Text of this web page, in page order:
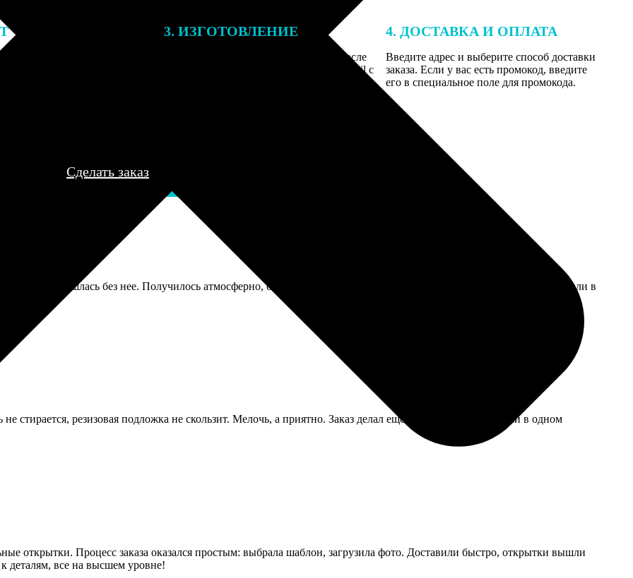
заказа к печати
могут связаться с Вами
телефону или email для
деталей.
3. ИЗГОТОВЛЕНИЕ
Оплатите заказ банковской картой. После
оплаты получите подтверждение на email с
4. ДОСТАВКА И ОПЛАТА
Введите адрес и выберите способ доставки
заказа. Если у вас есть промокод, введите
его в специальное поле для промокода.
Сделать заказ
но обошлась без нее. Получилось атмосферно, старинный эффект выдержан, но на некоторых потерялись детали в
резизовая подложка не скользит. Мелочь, а приятно. Заказ делал еще и с открыткой, пришли в одном
открытки. Процесс заказа оказался простым: выбрала шаблон, загрузила фото. Доставили быстро, открытки вышли
деталям, все на высшем уровне!